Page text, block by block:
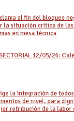
el fin del bloqueo
la situación crítica de
en mesa técnica
12/05/26:
la integración de
de nivel, para
retribución de la labor